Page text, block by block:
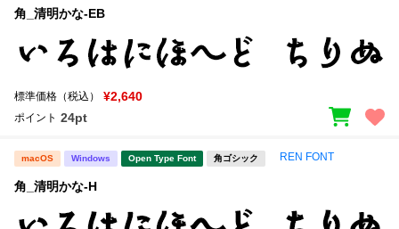
角_清明かな-EB
標準価格（税込） ¥2,640
ポイント 24pt
macOS Windows Open Type Font 角ゴシック REN FONT
角_清明かな-H